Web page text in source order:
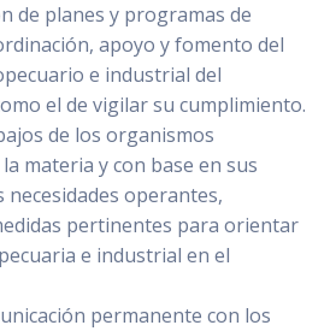
de planes y programas de
apoyo y fomento del
e industrial del
el de vigilar su cumplimiento.
de los organismos
materia y con base en sus
necesidades operantes,
pertinentes para orientar
e industrial en el
permanente con los